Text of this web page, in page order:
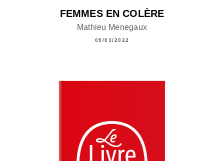
FEMMES EN COLÈRE
Mathieu Menegaux
09/03/2022